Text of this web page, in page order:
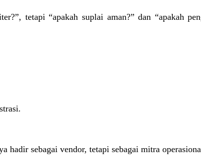
tetapi “apakah suplai aman?” dan “apakah
hadir sebagai vendor, tetapi sebagai mitra